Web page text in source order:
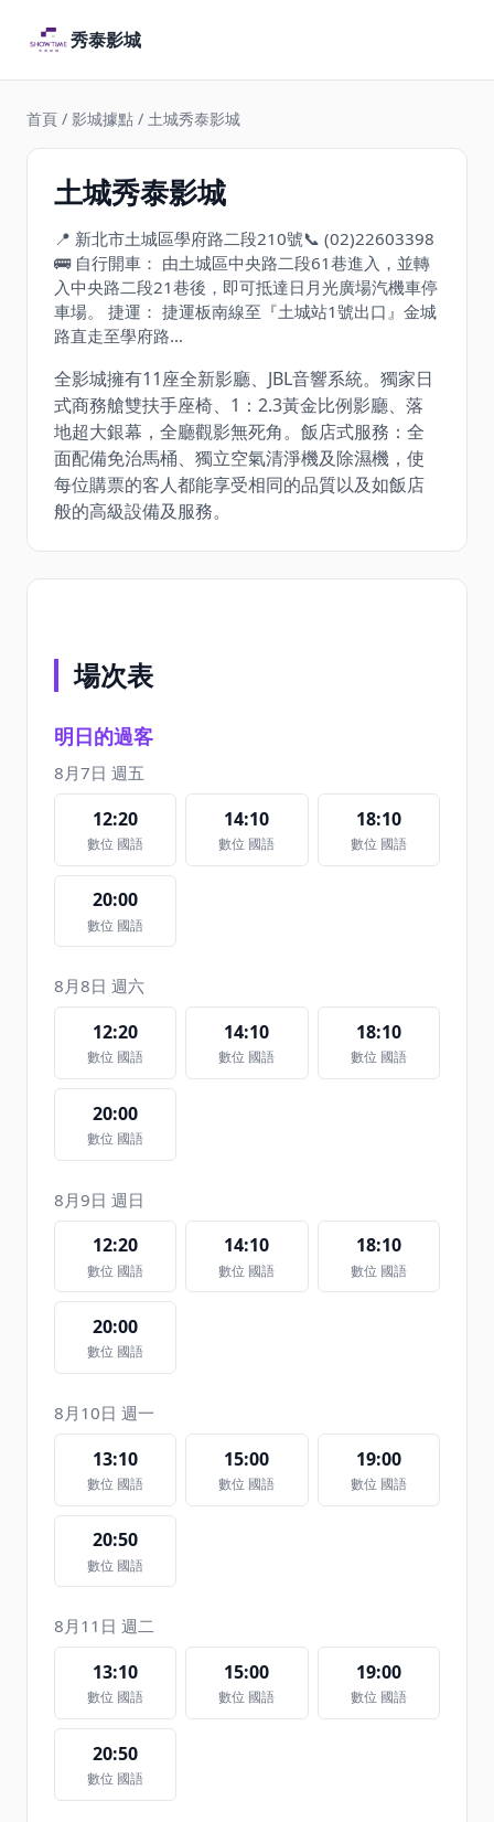
秀泰影城
首頁 / 影城據點 / 土城秀泰影城
土城秀泰影城
📍 新北市土城區學府路二段210號📞 (02)22603398
🚌 自行開車： 由土城區中央路二段61巷進入，並轉
入中央路二段21巷後，即可抵達日月光廣場汽機車停
車場。 捷運： 捷運板南線至『土城站1號出口』金城
路直走至學府路…
全影城擁有11座全新影廳、JBL音響系統。獨家日
式商務艙雙扶手座椅、1：2.3黃金比例影廳、落
地超大銀幕，全廳觀影無死角。飯店式服務：全
面配備免治馬桶、獨立空氣清淨機及除濕機，使
每位購票的客人都能享受相同的品質以及如飯店
般的高級設備及服務。
場次表
明日的過客
8月7日 週五
12:20
數位 國語
14:10
數位 國語
18:10
數位 國語
20:00
數位 國語
8月8日 週六
12:20
數位 國語
14:10
數位 國語
18:10
數位 國語
20:00
數位 國語
8月9日 週日
12:20
數位 國語
14:10
數位 國語
18:10
數位 國語
20:00
數位 國語
8月10日 週一
13:10
數位 國語
15:00
數位 國語
19:00
數位 國語
20:50
數位 國語
8月11日 週二
13:10
數位 國語
15:00
數位 國語
19:00
數位 國語
20:50
數位 國語